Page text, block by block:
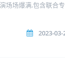
场场爆满,包含联合
2023-